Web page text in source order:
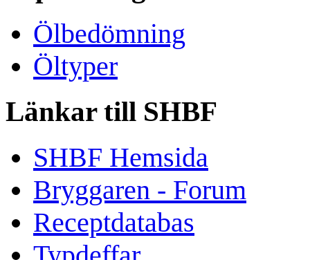
Ölbedömning
Öltyper
Länkar till SHBF
SHBF Hemsida
Bryggaren - Forum
Receptdatabas